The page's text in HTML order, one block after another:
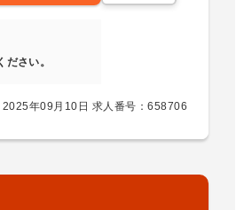
さい。
2025年09月10日 求人番号：658706